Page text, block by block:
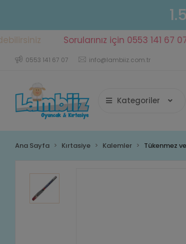
Sorularınız için 0553 141 67 07
0553 141 67 07 info@lambiiz.com.tr
Kategoriler
Ana Sayfa Kırtasiye Kalemler Tükenmez